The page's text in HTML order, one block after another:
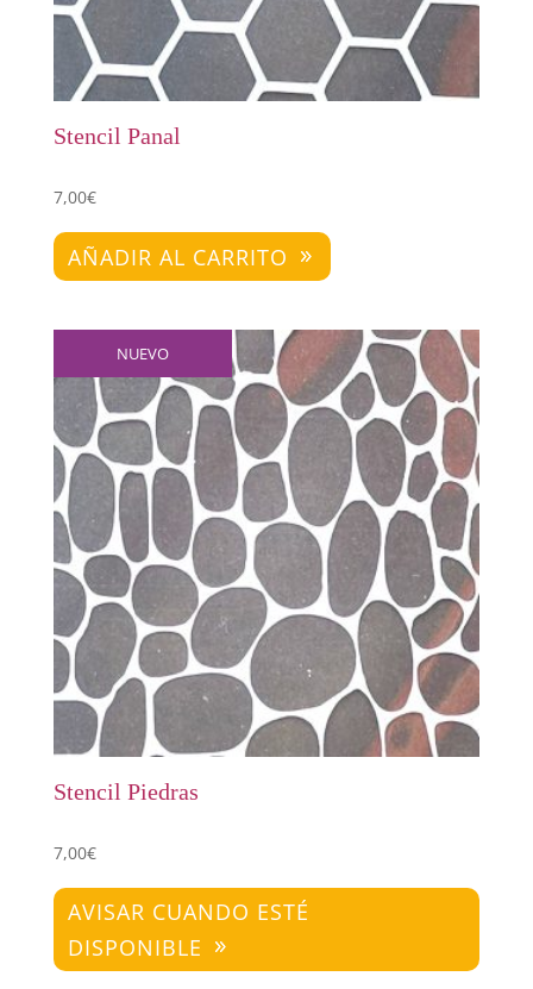
Stencil Panal
7,00€
AÑADIR AL CARRITO
NUEVO
Stencil Piedras
7,00€
AVISAR CUANDO ESTÉ
DISPONIBLE